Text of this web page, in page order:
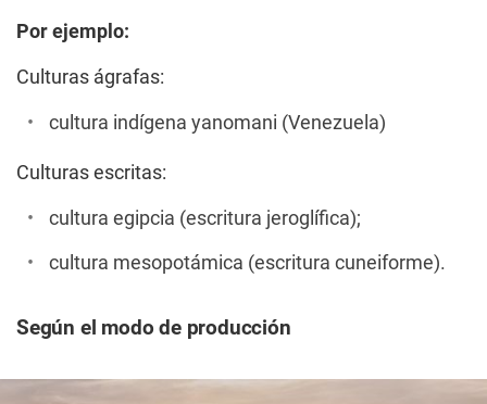
Por ejemplo:
Culturas ágrafas:
cultura indígena yanomani (Venezuela)
Culturas escritas:
cultura egipcia (escritura jeroglífica);
cultura mesopotámica (escritura cuneiforme).
Según el modo de producción